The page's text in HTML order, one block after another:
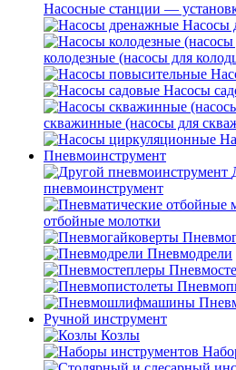
Насосные станции —
Насосы
колодезные (насосы для
Насосы
скважинные (насосы для
Пневмоинструмент
пневмоинструмент
отбойные молотки
Пневмодрели
Ручной инструмент
Козлы